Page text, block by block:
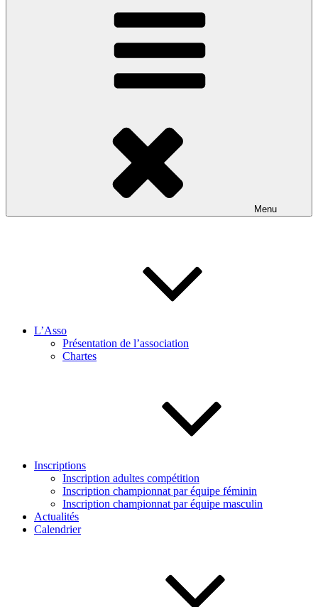
Menu
L’Asso
Présentation de l’association
Chartes
Inscriptions
Inscription adultes compétition
Inscription championnat par équipe féminin
Inscription championnat par équipe masculin
Actualités
Calendrier